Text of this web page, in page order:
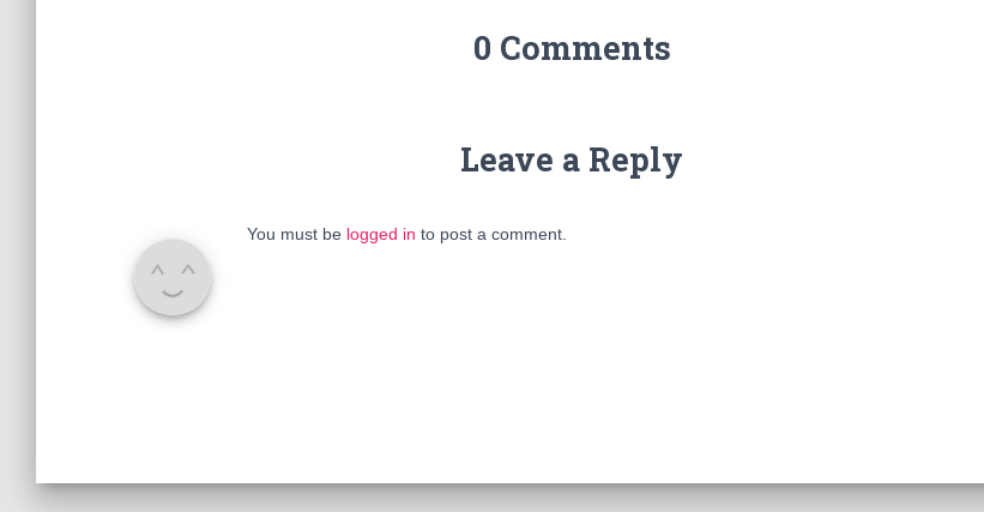
0 Comments
Leave a Reply
You must be logged in to post a comment.